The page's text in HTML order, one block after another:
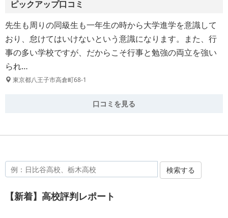
ピックアップ口コミ
先生も周りの同級生も一年生の時から大学進学を意識して
おり、怠けてはいけないという意識になります。また、行
事の多い学校ですが、だからこそ行事と勉強の両立を強い
られ…
東京都八王子市高倉町68-1
口コミを見る
検索する
【新着】高校評判レポート